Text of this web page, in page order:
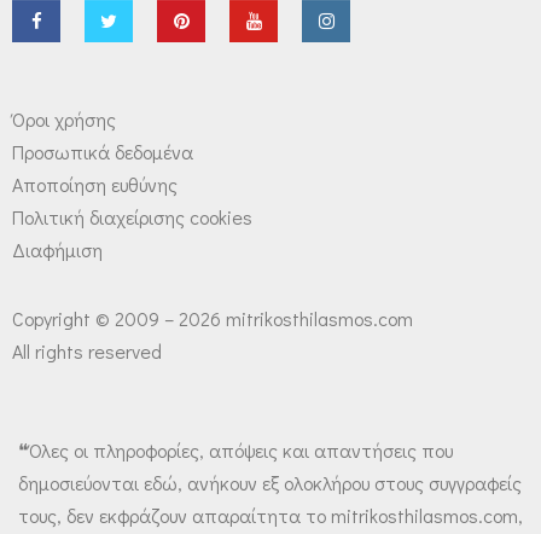
Όροι χρήσης
Προσωπικά δεδομένα
Αποποίηση ευθύνης
Πολιτική διαχείρισης cookies
Διαφήμιση
Copyright © 2009 – 2026 mitrikosthilasmos.com
All rights reserved
❝Όλες οι πληροφορίες, απόψεις και απαντήσεις που
δημοσιεύονται εδώ, ανήκουν εξ ολοκλήρου στους συγγραφείς
τους, δεν εκφράζουν απαραίτητα το mitrikosthilasmos.com,